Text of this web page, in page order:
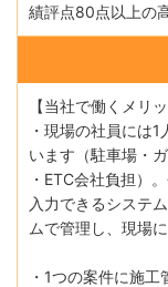
績評点80点以上の
【当社で働くメリッ
・現場の社員には
います（駐車場・
・ETC会社負担）
入力できるシステ
ムで管理し、現場
・1つの案件に施